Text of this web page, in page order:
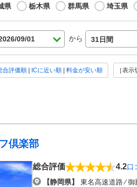
県 栃木県 群馬県 埼玉県
から 31日間
合評価順 ICに近い順 料金が安い順 ［表示
倶楽部
総合評価 4.2口
【静岡県】
東名高速道路 ⁄